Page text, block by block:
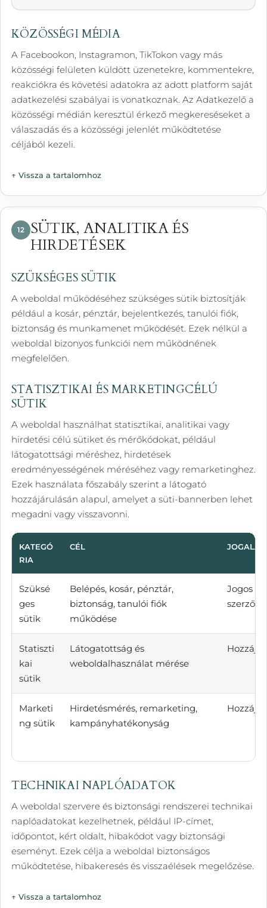
KÖZÖSSÉGI MÉDIA
A Facebookon, Instagramon, TikTokon vagy más
közösségi felületen küldött üzenetekre, kommentekre,
reakciókra és követési adatokra az adott platform saját
adatkezelési szabályai is vonatkoznak. Az Adatkezelő a
közösségi médián keresztül érkező megkereséseket a
válaszadás és a közösségi jelenlét működtetése
céljából kezeli.
↑ Vissza a tartalomhoz
12
SÜTIK, ANALITIKA ÉS
HIRDETÉSEK
SZÜKSÉGES SÜTIK
A weboldal működéséhez szükséges sütik biztosítják
például a kosár, pénztár, bejelentkezés, tanulói fiók,
biztonság és munkamenet működését. Ezek nélkül a
weboldal bizonyos funkciói nem működnének
megfelelően.
STATISZTIKAI ÉS MARKETINGCÉLÚ
SÜTIK
A weboldal használhat statisztikai, analitikai vagy
hirdetési célú sütiket és mérőkódokat, például
látogatottsági méréshez, hirdetések
eredményességének méréséhez vagy remarketinghez.
Ezek használata főszabály szerint a látogató
hozzájárulásán alapul, amelyet a süti-bannerben lehet
megadni vagy visszavonni.
KATEGÓ
RIA
CÉL JOGALAP
Szüksé
ges
sütik
Belépés, kosár, pénztár,
biztonság, tanulói fiók
működése
Jogos
Statiszti
kai
sütik
Látogatottság és
weboldalhasználat mérése
Marketi
ng sütik
Hirdetésmérés, remarketing,
kampányhatékonyság
TECHNIKAI NAPLÓADATOK
A weboldal szervere és biztonsági rendszerei technikai
naplóadatokat kezelhetnek, például IP-címet,
időpontot, kért oldalt, hibakódot vagy biztonsági
eseményt. Ezek célja a weboldal biztonságos
működtetése, hibakeresés és visszaélések megelőzése.
↑ Vissza a tartalomhoz